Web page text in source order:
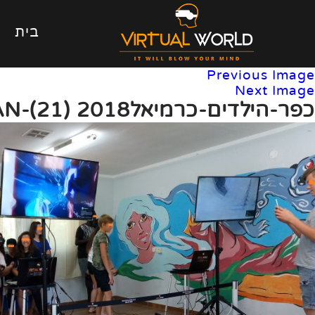
בית
Previous Image
Next Image
כפר-הילדים-כרמיאל2018 (21)-CLEAN